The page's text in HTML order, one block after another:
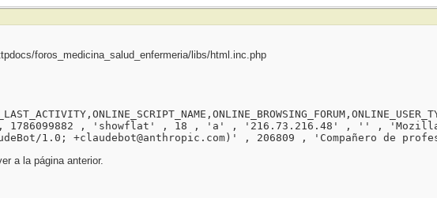
foros_medicina_salud_enfermeria/libs/html.inc.php
, 1786099882 , 'showflat' , 18 , 'a' , '216.73.216.48' , '' , 'Mozilla/
1.0; +claudebot@anthropic.com)' , 206809 , 'Compañero de
a la página anterior.